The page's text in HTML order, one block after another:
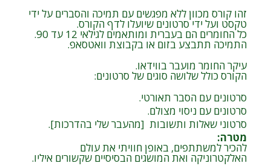
זהו קורס מכוון ללא מפגשים עם תמיכה והסברים על ידי
טקסט ועל ידי סרטונים שיועלו לדף הקורס.
כל החומרים הם בעברית ומותאמים לגילאי 12 עד 90.
התמיכה תתבצע בזום או בקבוצת וואטסאפ.
עיקר החומר מועבר בווידאו.
הקורס כולל שלושה סוגים של סרטונים:
סרטונים עם הסבר תאורטי.
סרטונים עם ניסוי מצולם.
סרטוני שאלות ותשובות [מהעבר שלי בהדרכות].
מטרה:
להכיר למשתתפים, באופן חוויתי את עולם
האלקטרוניקה ואת המושגים הבסיסיים שקשורים איליו.